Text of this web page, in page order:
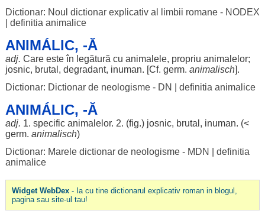
Dictionar: Noul dictionar explicativ al limbii romane - NODEX
definitia animalice
ANIMÁLIC, -Ă
adj. Care este în legătură cu animalele, propriu animalelor;
josnic, brutal , degradant, inuman. [Cf. germ. animalisch].
Dictionar: Dictionar de neologisme - DN
definitia animalice
ANIMÁLIC, -Ă
adj. 1. specific animalelor. 2. (fig.) josnic, brutal , inuman. (<
germ. animalisch)
Dictionar: Marele dictionar de neologisme - MDN
definitia
animalice
Widget WebDex- Ia cu tine dictionarul explicativ roman in blogul,
pagina sau site-ul tau!